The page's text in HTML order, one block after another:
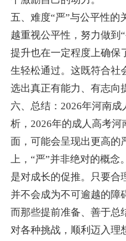
五、难度“严”与公平性的
越重视公平性，努力做到
提升也在一定程度上确保
生轻松通过。这既符合社
选出真正有能力、有志向
六、总结：2026年河南
析，2026年的成人高考
面，可能会呈现出更高的
上，“严”并非绝对的概念
是对成长的促推。只要合
并不会成为不可逾越的障
而那些提前准备、善于总
对各种挑战，顺利迈入理